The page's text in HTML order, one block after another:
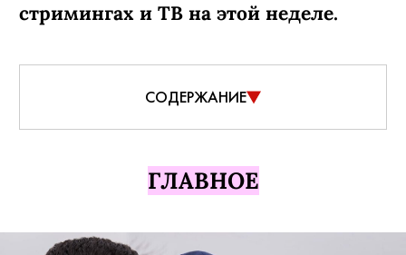
стримингах и ТВ на этой неделе.
СОДЕРЖАНИЕ
ГЛАВНОЕ